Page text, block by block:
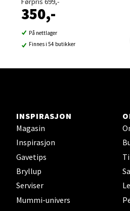
350,-
På nettlager
Finnes i 54 butikker
INSPIRASJON
Magasin
Inspirasjon
Gavetips
Bryllup
Serviser
Mummi-univers
0 i butikk
Strangata 26, 8400 Sortland
Åpent i dag 10-16
0 i butikk